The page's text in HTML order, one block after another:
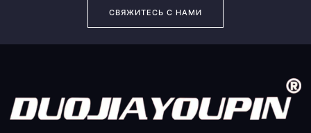
СВЯЖИТЕСЬ С НАМИ